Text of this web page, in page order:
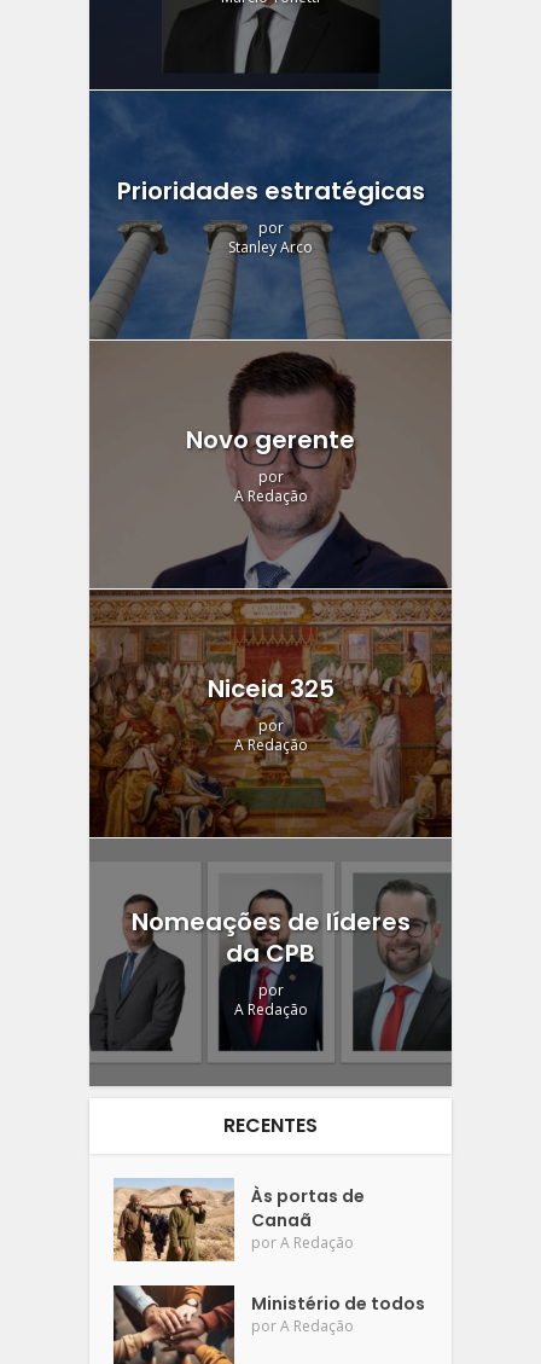
Prioridades estratégicas
por
Stanley Arco
Novo gerente
por
A Redação
Niceia 325
por
A Redação
Nomeações de líderes
da CPB
por
A Redação
RECENTES
Às portas de
Canaã
porA Redação
Ministério de todos
porA Redação